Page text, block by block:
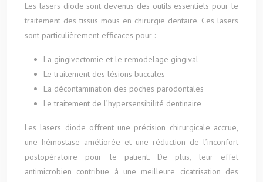
Les lasers diode sont devenus des outils essentiels pour le
traitement des tissus mous en chirurgie dentaire. Ces lasers
sont particulièrement efficaces pour :
La gingivectomie et le remodelage gingival
Le traitement des lésions buccales
La décontamination des poches parodontales
Le traitement de l’hypersensibilité dentinaire
Les lasers diode offrent une précision chirurgicale accrue,
une hémostase améliorée et une réduction de l’inconfort
postopératoire pour le patient. De plus, leur effet
antimicrobien contribue à une meilleure cicatrisation des